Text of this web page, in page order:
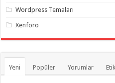
Wordpress Temaları
Xenforo
Yeni Popüler Yorumlar